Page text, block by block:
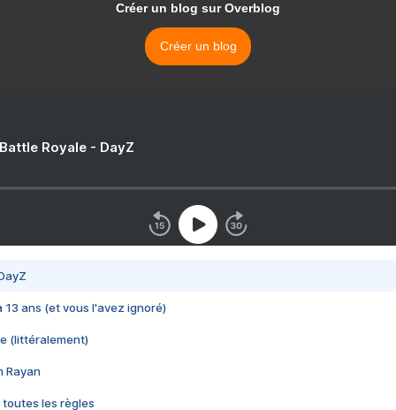
Créer un blog sur Overblog
Créer un blog
Royale - DayZ
13 ans (et vous l'avez ignoré)
(littéralement)
Rayan
toutes les règles